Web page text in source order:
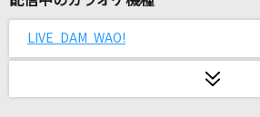
陽はまたのぼる
[生音]語りつぐ愛に
LIVE DAM WAO!